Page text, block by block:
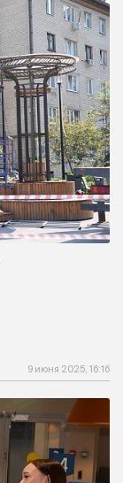
9 июня 2025, 16:16